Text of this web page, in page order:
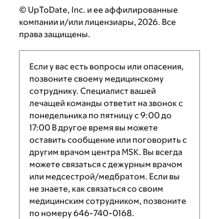
© UpToDate, Inc. и ее аффилированные
компании и/или лицензиары, 2026. Все
права защищены.
Если у вас есть вопросы или опасения,
позвоните своему медицинскому
сотруднику. Специалист вашей
лечащей команды ответит на звонок с
понедельника по пятницу с9:00 до
17:00 В другое время вы можете
оставить сообщение или поговорить с
другим врачом центра MSK. Вы всегда
можете связаться с дежурным врачом
или медсестрой/медбратом. Если вы
не знаете, как связаться со своим
медицинским сотрудником, позвоните
по номеру646-740-0168.